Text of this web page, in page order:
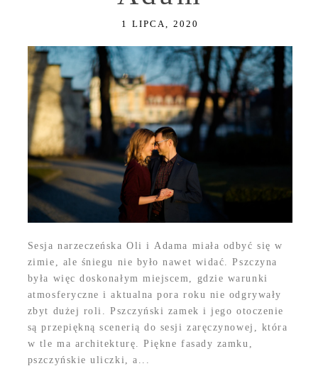
1 LIPCA, 2020
Sesja narzeczeńska Oli i Adama miała odbyć się w
zimie, ale śniegu nie było nawet widać. Pszczyna
była więc doskonałym miejscem, gdzie warunki
atmosferyczne i aktualna pora roku nie odgrywały
zbyt dużej roli. Pszczyński zamek i jego otoczenie
są przepiękną scenerią do sesji zaręczynowej, która
w tle ma architekturę. Piękne fasady zamku,
pszczyńskie uliczki, a...